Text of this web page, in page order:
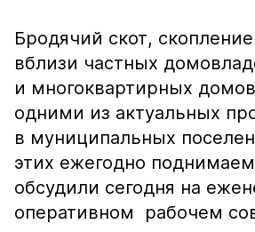
Бродячий скот,
вблизи частных
и многоквартирных
одними из актуальных
в муниципальных
этих ежегодно
обсудили сегодня на
оперативном рабочем